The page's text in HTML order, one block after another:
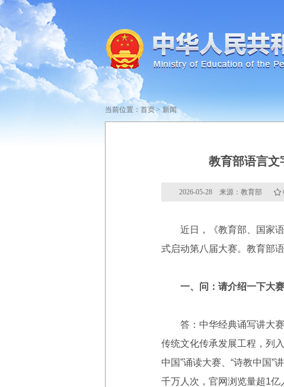
当前位置： 首页>新闻
教育部语言文
2026-05-28 来源：教育部
近日，《教育部、国家语
式启动第八届大赛。教育部
一、问：请介绍一下大
答：中华经典诵写讲大赛
传统文化传承发展工程，列
中国”诵读大赛、“诗教中国”
千万人次，官网浏览量超1亿